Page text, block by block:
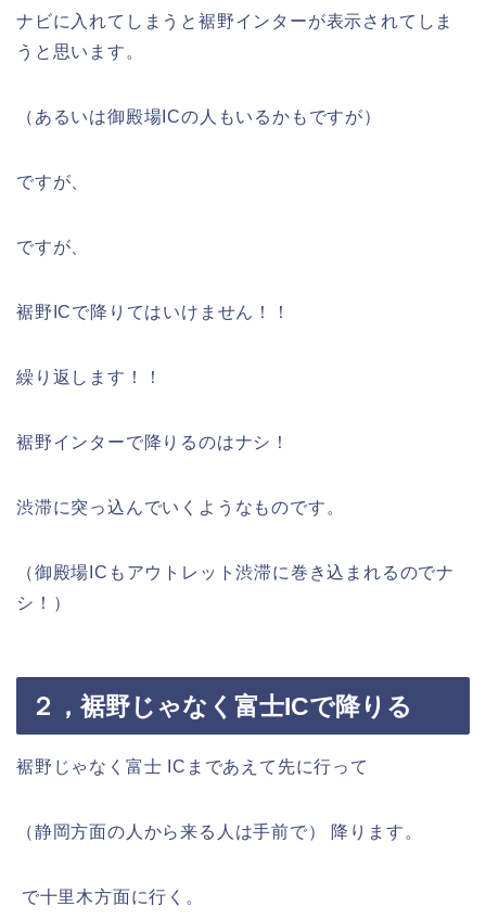
ナビに入れてしまうと裾野インターが表示されてしま
うと思います。
（あるいは御殿場ICの人もいるかもですが）
ですが、
ですが、
裾野ICで降りてはいけません！！
繰り返します！！
裾野インターで降りるのはナシ！
渋滞に突っ込んでいくようなものです。
（御殿場ICもアウトレット渋滞に巻き込まれるのでナ
シ！）
２，裾野じゃなく富士ICで降りる
裾野じゃなく富士 ICまであえて先に行って
（静岡方面の人から来る人は手前で） 降ります。
で十里木方面に行く。